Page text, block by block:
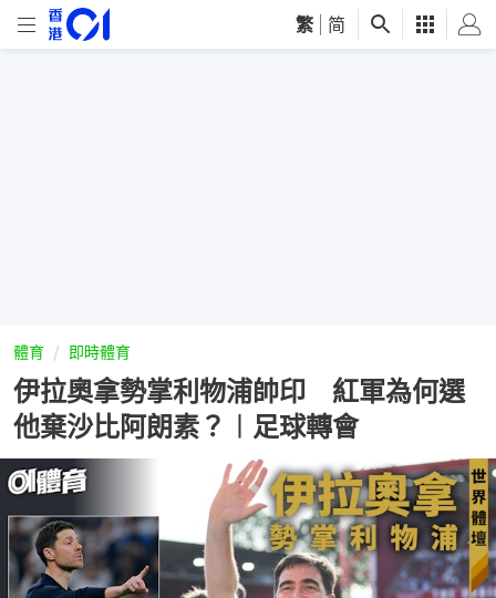
繁 简
體育 即時體育
伊拉奧拿勢掌利物浦帥印 紅軍為何選
他棄沙比阿朗素？︱足球轉會